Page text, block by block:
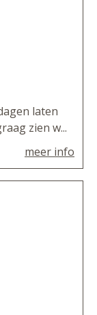
laten
zien w...
meer info